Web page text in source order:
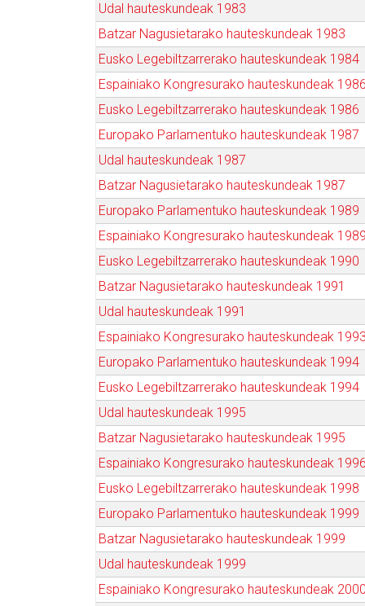
Udal hauteskundeak 1983
Batzar Nagusietarako hauteskundeak 1983
Eusko Legebiltzarrerako hauteskundeak 1984
Espainiako Kongresurako hauteskundeak 1986
Eusko Legebiltzarrerako hauteskundeak 1986
Europako Parlamentuko hauteskundeak 1987
Udal hauteskundeak 1987
Batzar Nagusietarako hauteskundeak 1987
Europako Parlamentuko hauteskundeak 1989
Espainiako Kongresurako hauteskundeak 1989
Eusko Legebiltzarrerako hauteskundeak 1990
Batzar Nagusietarako hauteskundeak 1991
Udal hauteskundeak 1991
Espainiako Kongresurako hauteskundeak 1993
Europako Parlamentuko hauteskundeak 1994
Eusko Legebiltzarrerako hauteskundeak 1994
Udal hauteskundeak 1995
Batzar Nagusietarako hauteskundeak 1995
Espainiako Kongresurako hauteskundeak 1996
Eusko Legebiltzarrerako hauteskundeak 1998
Europako Parlamentuko hauteskundeak 1999
Batzar Nagusietarako hauteskundeak 1999
Udal hauteskundeak 1999
Espainiako Kongresurako hauteskundeak 2000